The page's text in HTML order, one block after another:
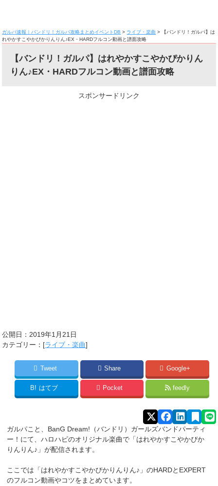
ガルパ速報｜バンドリ！ガルパ攻略まとめイベントDB > ライブ・楽曲 >
【バンドリ！ガルパ】は
れやかすこやかぴかりんりん♪EX・HARDフルコン動画と譜面攻略
【バンドリ！ガルパ】はれやかすこやかぴかりん
りん♪EX・HARDフルコン動画と譜面攻略
スポンサードリンク
公開日： 2019年1月21日
カテゴリー：[ライブ・楽曲]
Tweet Share Google+
B! はてブ Pocket feedly
ガルパこと、BanG Dream!（バンドリ）ガールズバンドパーティ
ー！にて、ハロハピのオリジナル楽曲で「はれやかすこやかぴか
りんりん♪」が配信されます。
ここでは「はれやかすこやかぴかりんりん♪」のHARDとEXPERT
のフルコン動画やコツをまとめています。